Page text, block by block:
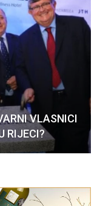
VLASNICI
RIJECI?